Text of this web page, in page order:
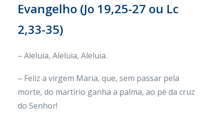
Evangelho (Jo 19,25-27 ou Lc
2,33-35)
– Aleluia, Aleluia, Aleluia.
– Feliz a virgem Maria, que, sem passar pela
morte, do martírio ganha a palma, ao pé da cruz
do Senhor!